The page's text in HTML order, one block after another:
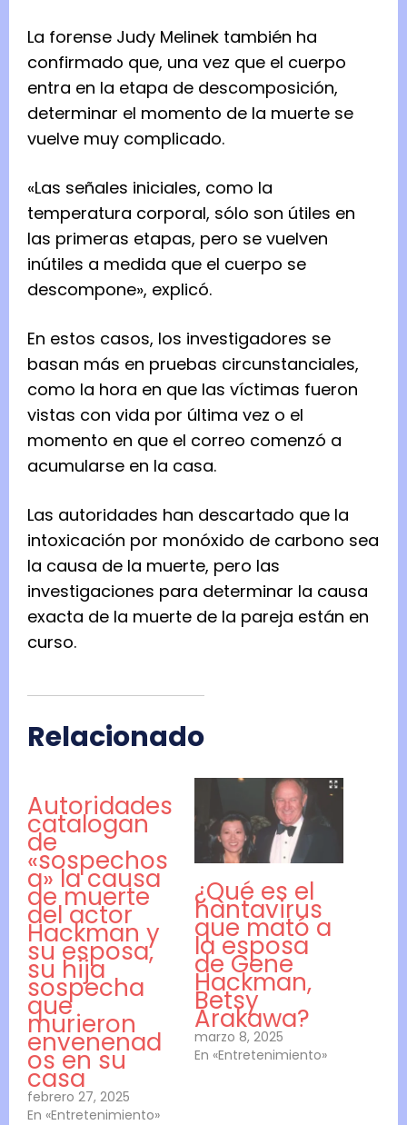
La forense Judy Melinek también ha
confirmado que, una vez que el cuerpo
entra en la etapa de descomposición,
determinar el momento de la muerte se
vuelve muy complicado.
«Las señales iniciales, como la
temperatura corporal, sólo son útiles en
las primeras etapas, pero se vuelven
inútiles a medida que el cuerpo se
descompone», explicó.
En estos casos, los investigadores se
basan más en pruebas circunstanciales,
como la hora en que las víctimas fueron
vistas con vida por última vez o el
momento en que el correo comenzó a
acumularse en la casa.
Las autoridades han descartado que la
intoxicación por monóxido de carbono sea
la causa de la muerte, pero las
investigaciones para determinar la causa
exacta de la muerte de la pareja están en
curso.
Relacionado
Autoridades
catalogan
de
«sospechos
a» la causa
de muerte
del actor
Hackman y
su esposa,
su hija
sospecha
que
murieron
envenenad
os en su
casa
febrero 27, 2025
En «Entretenimiento»
¿Qué es el
hantavirus
que mató a
la esposa
de Gene
Hackman,
Betsy
Arakawa?
marzo 8, 2025
En «Entretenimiento»